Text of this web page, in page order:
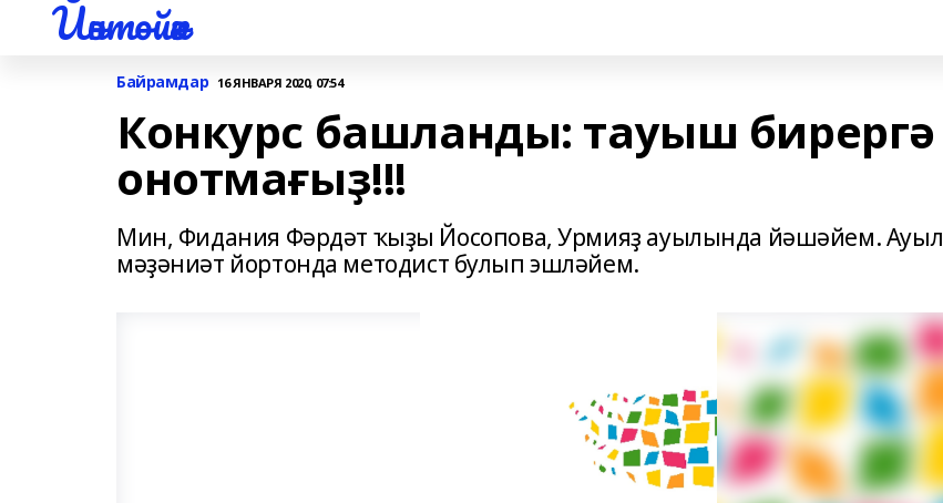
Йәнтөйәк
Байрамдар 16 ЯНВАРЯ 2020, 07:54
Конкурс башланды: тауыш бирергә
онотмағыҙ!!!
Мин, Фидания Фәрдәт ҡыҙы Йосопова, Урмияҙ ауылында йәшәйем. Ауыл
мәҙәниәт йортонда методист булып эшләйем.